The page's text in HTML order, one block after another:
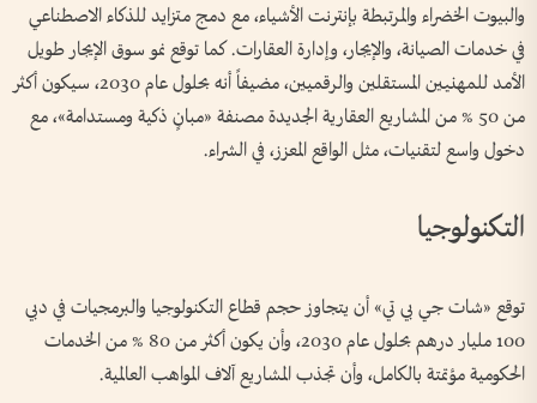
والبيوت الخضراء والمرتبطة بإنترنت الأشياء، مع دمج متزايد للذكاء الاصطناعي
في خدمات الصيانة، والإيجار، وإدارة العقارات. كما توقع نمو سوق الإيجار طويل
الأمد للمهنيين المستقلين والرقميين، مضيفاً أنه بحلول عام 2030، سيكون أكثر
من 50 % من المشاريع العقارية الجديدة مصنفة «مبانٍ ذكية ومستدامة»، مع
دخول واسع لتقنيات، مثل الواقع المعزز، في الشراء.
التكنولوجيا
توقع «شات جي بي تي» أن يتجاوز حجم قطاع التكنولوجيا والبرمجيات في دبي
100 مليار درهم بحلول عام 2030، وأن يكون أكثر من 80 % من الخدمات
الحكومية مؤتمتة بالكامل، وأن تجذب المشاريع آلاف المواهب العالمية.